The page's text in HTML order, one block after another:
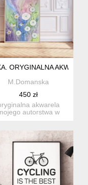
ORYGINALNA
M.Domanska
450 zł
akwarela
autorstwa w